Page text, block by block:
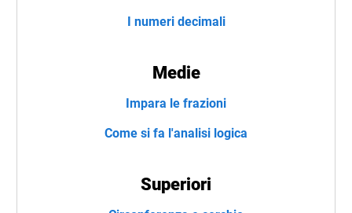
I numeri decimali
Medie
Impara le frazioni
Come si fa l'analisi logica
Superiori